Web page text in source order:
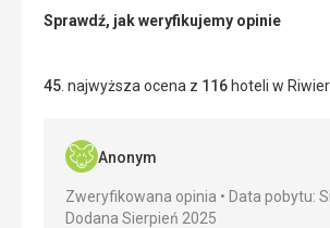
Sprawdź, jak weryfikujemy opinie
45. najwyższa ocena z 116 hoteli w
Anonym
Zweryfikowana opinia
Data pobytu:
Dodana Sierpień 2025